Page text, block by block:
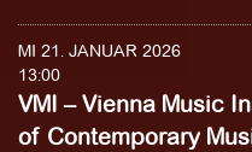
MI 21. JANUAR 2026
13:00
VMI – Vienna Music
of Contemporary